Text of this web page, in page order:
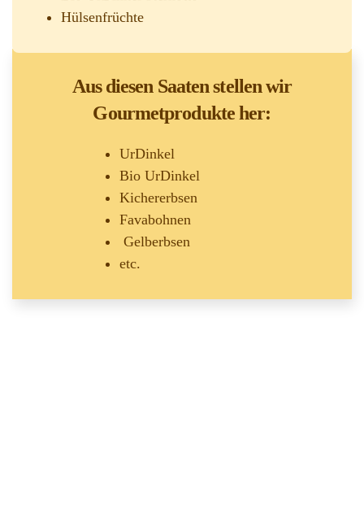
Hülsenfrüchte
Aus diesen Saaten stellen wir
Gourmetprodukte her:
UrDinkel
Bio UrDinkel
Kichererbsen
Favabohnen
Gelberbsen
etc.